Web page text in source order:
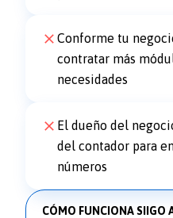
Conforme tu
contratar más
necesidades
El dueño del
del contador para
números
CÓMO FUNCIONA SIIGO